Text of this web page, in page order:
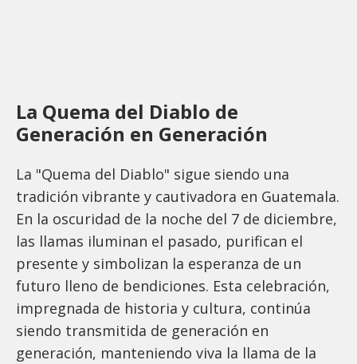
La Quema del Diablo de
Generación en Generación
La "Quema del Diablo" sigue siendo una
tradición vibrante y cautivadora en Guatemala.
En la oscuridad de la noche del 7 de diciembre,
las llamas iluminan el pasado, purifican el
presente y simbolizan la esperanza de un
futuro lleno de bendiciones. Esta celebración,
impregnada de historia y cultura, continúa
siendo transmitida de generación en
generación, manteniendo viva la llama de la